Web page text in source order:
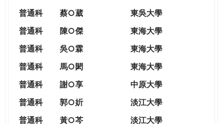
普通科
蔡○葳
東吳大學
普通科
陳○傑
東海大學
普通科
吳○霖
東海大學
普通科
馬○閎
東海大學
普通科
謝○享
中原大學
普通科
郭○妡
淡江大學
普通科
黃○芩
淡江大學